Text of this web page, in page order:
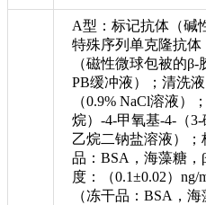
A型：标记抗体（碱
特殊序列单克隆抗体
（磁性微球包被的
PB缓冲液）；清洗
（0.9% NaCl溶液）
烷）-4-甲氧基-4-（
乙烷二钠盐溶液）
品：BSA，海藻糖
度：（0.1±0.02）ng/
（冻干品：BSA，